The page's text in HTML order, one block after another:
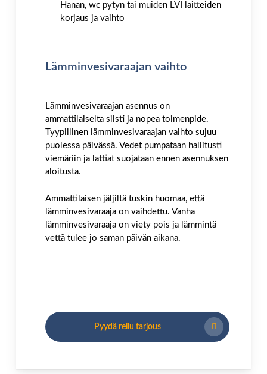
Hanan, wc pytyn tai muiden LVI laitteiden
korjaus ja vaihto
Lämminvesivaraajan vaihto
Lämminvesivaraajan asennus on
ammattilaiselta siisti ja nopea toimenpide.
Tyypillinen lämminvesivaraajan vaihto sujuu
puolessa päivässä. Vedet pumpataan hallitusti
viemäriin ja lattiat suojataan ennen asennuksen
aloitusta.
Ammattilaisen jäljiltä tuskin huomaa, että
lämminvesivaraaja on vaihdettu. Vanha
lämminvesivaraaja on viety pois ja lämmintä
vettä tulee jo saman päivän aikana.
Pyydä reilu tarjous